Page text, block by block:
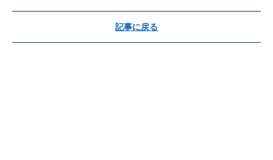
記事に戻る